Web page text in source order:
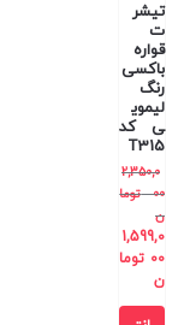
تیشر
ت
قواره
باکسی
رنگ
لیموی
ی کد
T315
2,350,0
00
توما
ن
1,599,0
00 توما
ن